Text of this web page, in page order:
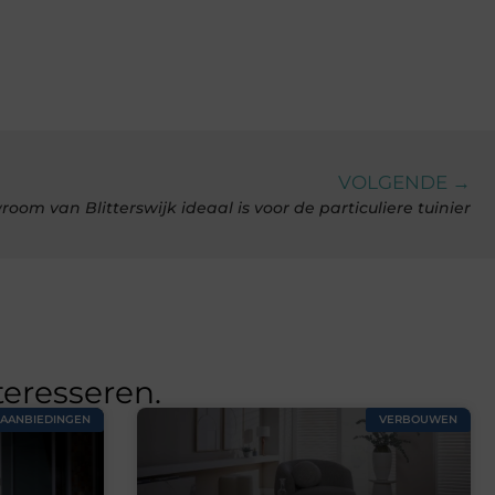
VOLGENDE →
van Blitterswijk ideaal is voor de particuliere tuinier
AANBIEDINGEN VERBOUWEN